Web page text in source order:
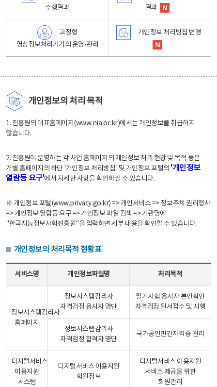
수행결과
결과
고정형
영상정보처리기기의 운영·관리
개인정보 처리방침 변경
개인정보의 처리 목적
1. 진흥원의 대표홈페이지(www.nia.or.kr)에서는 개인정보를 취급하지
않습니다.
2. 진흥원이 운영하는 각 사업 홈페이지의 개인정보 처리 현황 및 목적 등은
개별 홈페이지의 하단 '개인정보 처리방침' 및 개인정보 포털의 '개인정보
열람등 요구'에서 자세한 사항을 확인하실 수 있습니다.
※ 개인정보 포털(www.privacy.go.kr) => 개인서비스 => 정보주체 권리행사
=> 개인정보 열람등 요구 => 개인정보 파일 검색 => 기관명에
"한국지능정보사회진흥원"을 입력하면 세부 내용을 확인할 수 있습니다.
개인정보의 처리목적 현황표
서비스명 개인정보파일명 처리목적
정보시스템감리사
홈페이지
정보시스템감리사
자격검정 응시자 명단
필기시험 응시자 본인확인
자격검정 원서접수 및 시행
정보시스템감리사
자격검정 합격자 명단
국가공인민간자격증 관리
디지털서비스
이용지원
시스템
디지털서비스 이용지원
회원정보
디지털서비스 이용지원
서비스 제공을 위한
회원관리